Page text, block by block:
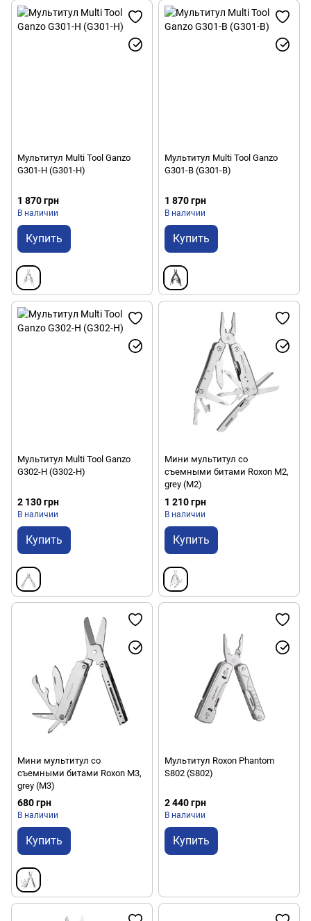
Мультитул Multi Tool Ganzo
G301-H (G301-H)
1 870 грн
В наличии
Купить
Мультитул Multi Tool Ganzo
G301-В (G301-B)
1 870 грн
В наличии
Купить
Мультитул Multi Tool Ganzo
G302-H (G302-H)
2 130 грн
В наличии
Купить
Мини мультитул со
съемными битами Roxon M2,
grey (M2)
1 210 грн
В наличии
Купить
Мини мультитул со
съемными битами Roxon M3,
grey (M3)
680 грн
В наличии
Купить
Мультитул Roxon Phantom
S802 (S802)
2 440 грн
В наличии
Купить